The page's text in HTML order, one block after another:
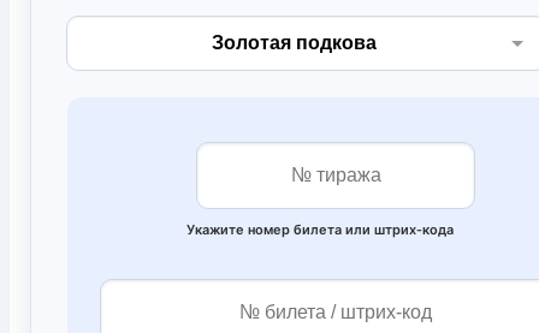
Укажите номер билета или штрих‑кода